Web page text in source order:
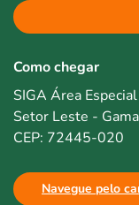
Como chegar
SIGA Área
Setor Leste -
CEP: 72445-020
Navegue pelo